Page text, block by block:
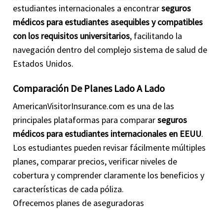
proporciona una cobertura adecuada y se alinea con
las necesidades específicas, el presupuesto y las
circunstancias del estudiante.
estudiantes internacionales a encontrarseguros
médicos para estudiantes asequibles y compatibles
con los requisitos universitarios, facilitando la
navegación dentro del complejo sistema de salud de
Estados Unidos.
Comparación De Planes Lado A Lado
AmericanVisitorInsurance.com es una de las
principales plataformas para compararseguros
médicos para estudiantes internacionales en EEUU.
Los estudiantes pueden revisar fácilmente múltiples
planes, comparar precios, verificar niveles de
cobertura y comprender claramente los beneficios y
características de cada póliza.
Ofrecemos planes de aseguradoras